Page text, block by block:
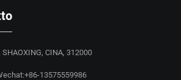
SHAOXING, CINA, 312000
+86-13575559986